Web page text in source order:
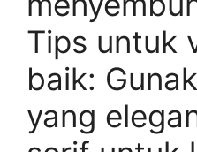
Tips untuk
baik:
yang